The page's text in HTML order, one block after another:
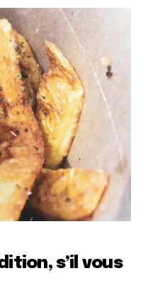
s’il vous